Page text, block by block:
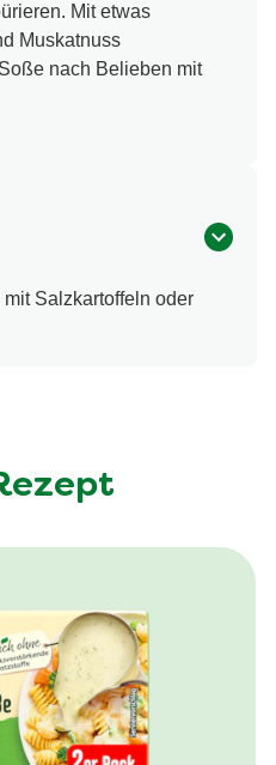
Mit etwas
Muskatnuss
nach Belieben mit
Salzkartoffeln oder